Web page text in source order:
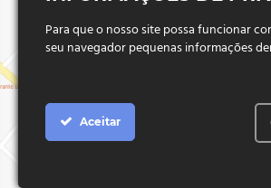
Para que o nosso site possa funcionar
seu navegador pequenas informações
Aceitar